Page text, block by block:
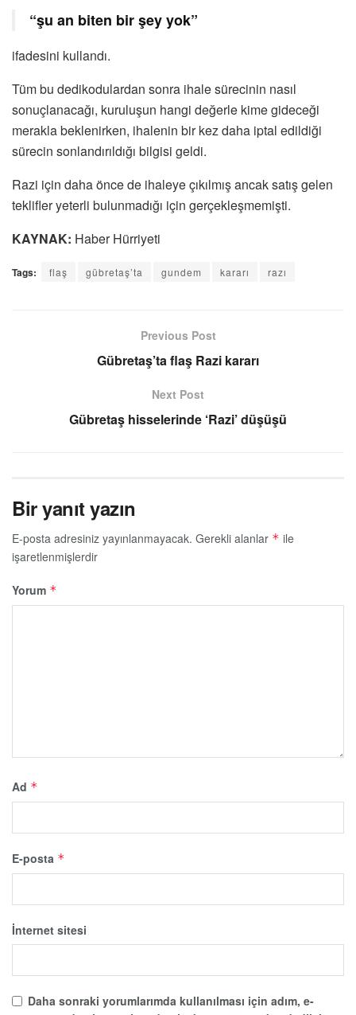
“şu an biten bir şey yok”
ifadesini kullandı.
Tüm bu dedikodulardan sonra ihale sürecinin nasıl
sonuçlanacağı, kuruluşun hangi değerle kime gideceği
merakla beklenirken, ihalenin bir kez daha iptal edildiği
sürecin sonlandırıldığı bilgisi geldi.
Razi için daha önce de ihaleye çıkılmış ancak satış gelen
teklifler yeterli bulunmadığı için gerçekleşmemişti.
KAYNAK: Haber Hürriyeti
Tags: flaş gübretaş’ta gundem kararı razı
Previous Post
Gübretaş’ta flaş Razi kararı
Next Post
Gübretaş hisselerinde ‘Razi’ düşüşü
Bir yanıt yazın
E-posta adresiniz yayınlanmayacak. Gerekli alanlar * ile
işaretlenmişlerdir
Yorum *
Ad *
E-posta *
İnternet sitesi
Daha sonraki yorumlarımda kullanılması için adım, e-